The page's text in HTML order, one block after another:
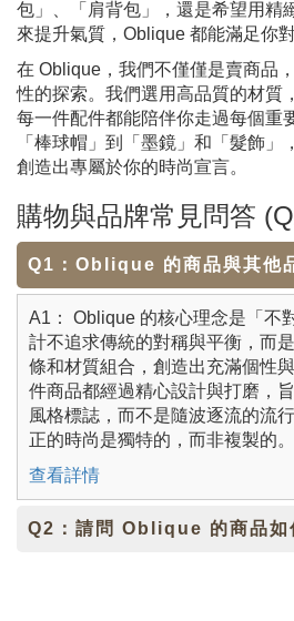
包」、「肩背包」，還是希望用精
來提升氣質，Oblique 都能滿足你
在 Oblique，我們不僅僅是賣商品
性的探索。我們選用高品質的材質
每一件配件都能陪伴你走過每個重
「棒球帽」到「墨鏡」和「髮飾」
創造出專屬於你的時尚宣言。
購物與品牌常見問答
Q1：Oblique 的商品與其他
A1： Oblique 的核心理念是「不
計不追求傳統的對稱與平衡，而
條和材質組合，創造出充滿個性
件商品都經過精心設計與打磨，
風格標誌，而不是隨波逐流的流
正的時尚是獨特的，而非複製的。
查看詳情
Q2：請問 Oblique 的商品如